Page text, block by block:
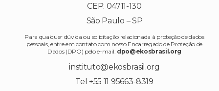
CEP: 04711-130
São Paulo – SP
Para qualquer dúvida ou solicitação relacionada à proteção de dados
pessoais, entre em contato com nosso Encarregado de Proteção de
Dados (DPO) pelo e-mail: dpo@ekosbrasil.org
instituto@ekosbrasil.org
Tel +55 11 95663-8319